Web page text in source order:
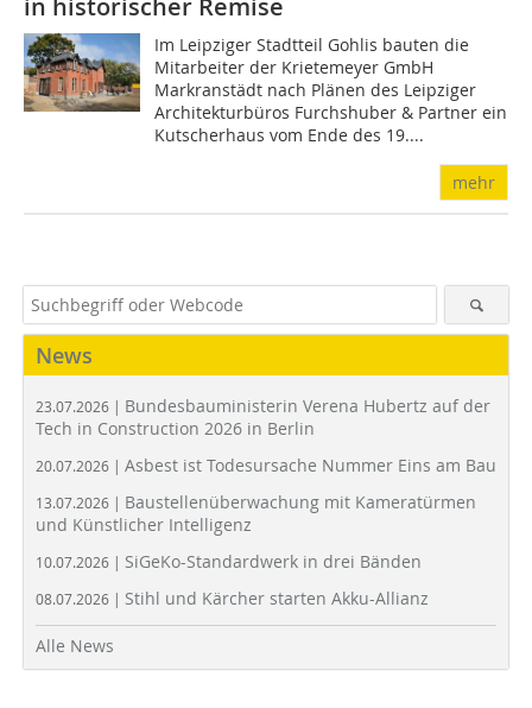
in historischer Remise
Im Leipziger Stadtteil Gohlis bauten die
Mitarbeiter der Krietemeyer GmbH
Markranstädt nach Plänen des Leipziger
Architekturbüros Furchshuber & Partner ein
Kutscherhaus vom Ende des 19....
mehr
News
23.07.2026 | Bundesbauministerin Verena Hubertz auf der
Tech in Construction 2026 in Berlin
20.07.2026 | Asbest ist Todesursache Nummer Eins am Bau
13.07.2026 | Baustellenüberwachung mit Kameratürmen
und Künstlicher Intelligenz
10.07.2026 | SiGeKo-Standardwerk in drei Bänden
08.07.2026 | Stihl und Kärcher starten Akku-Allianz
Alle News